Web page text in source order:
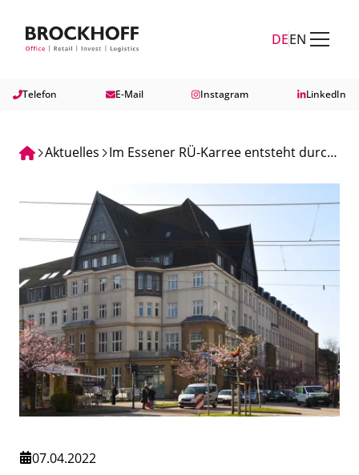
Zum Fuß springen
DEEN
Telefon E-Mail Instagram LinkedIn
Aktuelles
Im Essener RÜ-Karree entsteht durch
moderner Coworking-Space auf 800
m² Fläche
07.04.2022